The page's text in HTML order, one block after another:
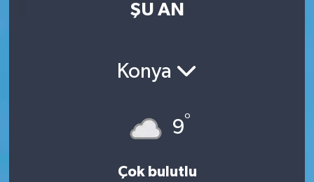
ŞU AN
Konya
9°
Çok bulutlu